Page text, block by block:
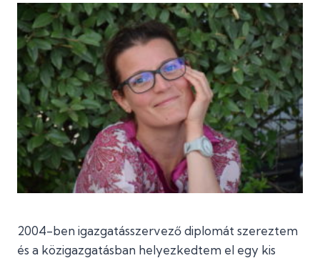
2004-ben igazgatásszervező diplomát szereztem
és a közigazgatásban helyezkedtem el egy kis